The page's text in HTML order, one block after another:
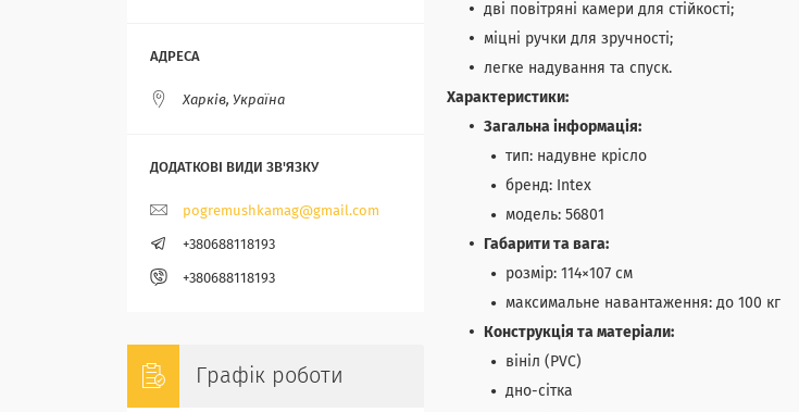
дві повітряні камери для стійкості;
міцні ручки для зручності;
легке надування та спуск.
Характеристики:
Загальна інформація:
тип: надувне крісло
бренд: Intex
модель: 56801
Габарити та вага:
розмір: 114×107 см
максимальне навантаження: до 100 кг
Конструкція та матеріали:
вініл (PVC)
дно-сітка
Харків, Україна
pogremushkamag@gmail.com
+380688118193
+380688118193
Графік роботи